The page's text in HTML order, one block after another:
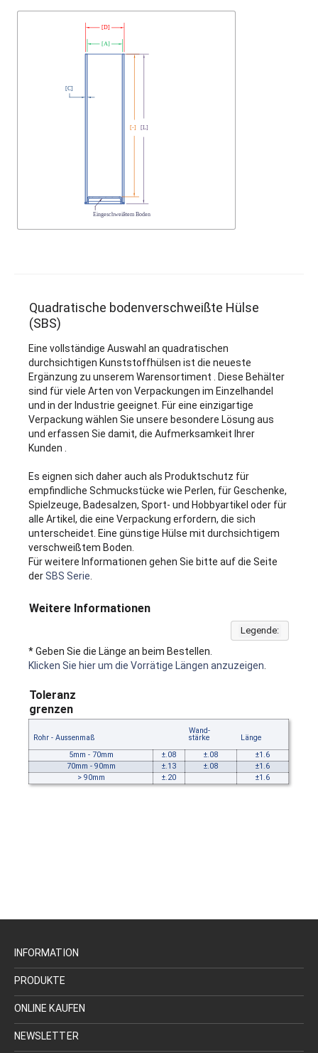
Quadratische bodenverschweißte Hülse
(SBS)
Eine vollständige Auswahl an quadratischen
durchsichtigen Kunststoffhülsen ist die neueste
Ergänzung zu unserem Warensortiment . Diese Behälter
sind für viele Arten von Verpackungen im Einzelhandel
und in der Industrie geeignet. Für eine einzigartige
Verpackung wählen Sie unsere besondere Lösung aus
und erfassen Sie damit, die Aufmerksamkeit Ihrer
Kunden .
Es eignen sich daher auch als Produktschutz für
empfindliche Schmuckstücke wie Perlen, für Geschenke,
Spielzeuge, Badesalzen, Sport- und Hobbyartikel oder für
alle Artikel, die eine Verpackung erfordern, die sich
unterscheidet. Eine günstige Hülse mit durchsichtigem
verschweißtem Boden.
Für weitere Informationen gehen Sie bitte auf die Seite
derSBS Serie
Weitere Informationen
Legende:
* Geben Sie die Länge an beim Bestellen.
Klicken Sie hier um die Vorrätige Längen anzuzeigen
Toleranz
grenzen
Rohr - Aussenmaß
Wand-
stärke
Länge
5mm - 70mm
±.08 ±.08
±1.6
70mm - 90mm
±.13 ±.08
±1.6
> 90mm
±.20 ±1.6
INFORMATION
PRODUKTE
ONLINE KAUFEN
NEWSLETTER